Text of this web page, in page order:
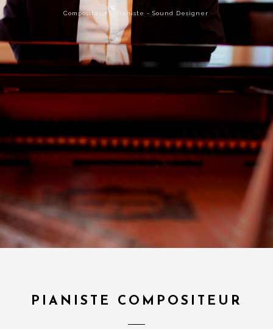
Com posit e u r Pia n iste - Sou nd Desig n e r
PIANISTE COMPOSITEUR